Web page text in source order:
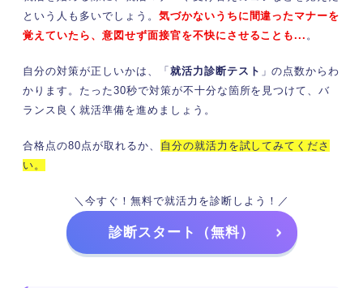
という人も多いでしょう。 気づかないうちに間違ったマナーを
覚えていたら、意図せず面接官を不快にさせることも... 。
自分の対策が正しいかは、「 就活力診断テスト 」の点数からわ
かります。たった30秒で対策が不十分な箇所を見つけて、バ
ランス良く就活準備を進めましょう。
合格点の80点が取れるか、 自分の就活力を試してみてくださ
い。
＼今すぐ！無料で就活力を診断しよう！／
診断スタート（無料）